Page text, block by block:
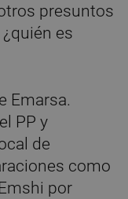
presuntos
es
Emarsa.
PP y
de
como
por